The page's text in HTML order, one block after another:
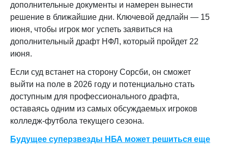
дополнительные документы и намерен вынести
решение в ближайшие дни. Ключевой дедлайн — 15
июня, чтобы игрок мог успеть заявиться на
дополнительный драфт НФЛ, который пройдет 22
июня.
Если суд встанет на сторону Сорсби, он сможет
выйти на поле в 2026 году и потенциально стать
доступным для профессионального драфта,
оставаясь одним из самых обсуждаемых игроков
колледж-футбола текущего сезона.
Будущее суперзвезды НБА может решиться еще